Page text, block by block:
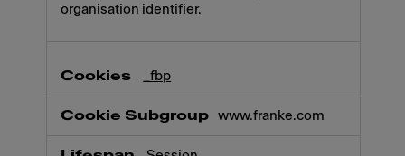
organisation identifier.
_fbp
www.franke.com